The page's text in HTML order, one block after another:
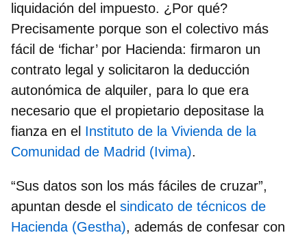
liquidación del impuesto. ¿Por qué?
Precisamente porque son el colectivo más
fácil de ‘fichar’ por Hacienda: firmaron un
contrato legal y solicitaron la deducción
autonómica de alquiler, para lo que era
necesario que el propietario depositase la
fianza en el Instituto de la Vivienda de la
Comunidad de Madrid (Ivima).
“Sus datos son los más fáciles de cruzar”,
apuntan desde el sindicato de técnicos de
Hacienda (Gestha), además de confesar con